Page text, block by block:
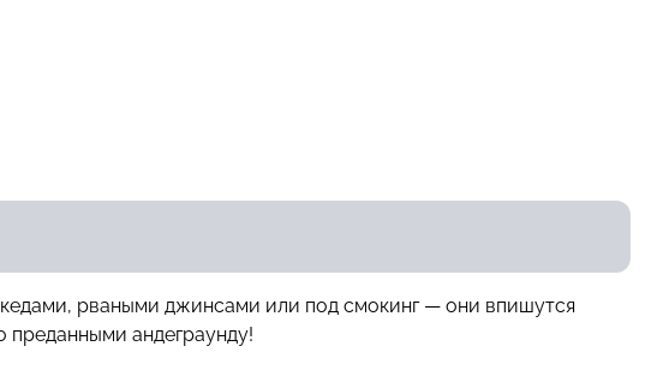
рваными джинсами или под смокинг — они впишутся
преданными андеграунду!